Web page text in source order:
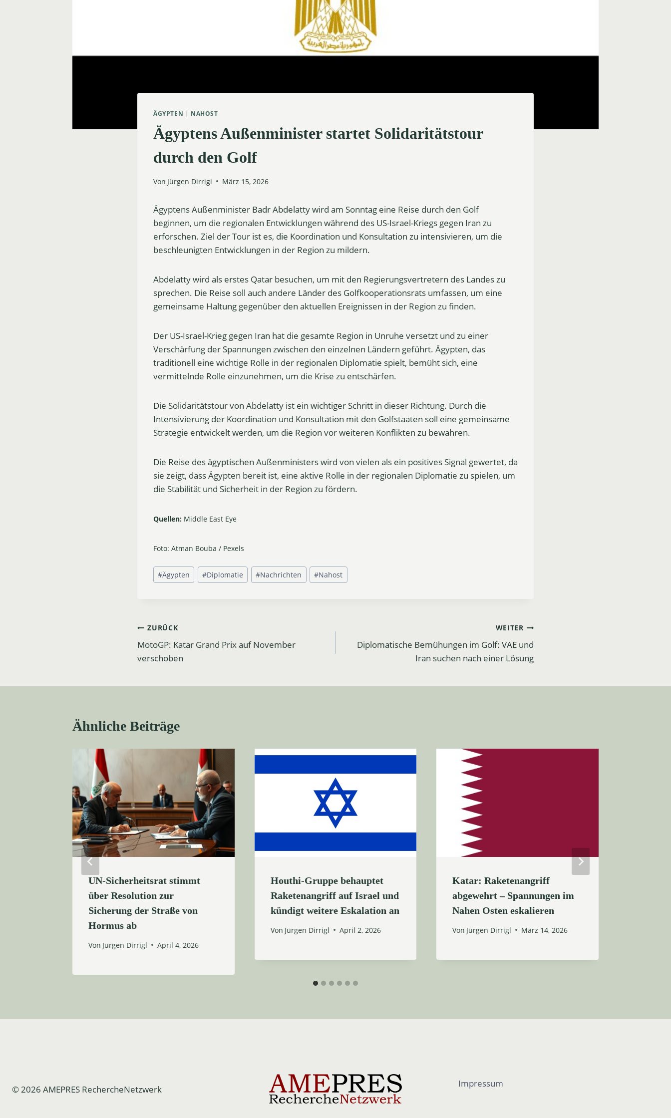
ÄGYPTEN | NAHOST
Ägyptens Außenminister startet Solidaritätstour
durch den Golf
Von Jürgen Dirrigl März 15, 2026
Ägyptens Außenminister Badr Abdelatty wird am Sonntag eine Reise durch den Golf
beginnen, um die regionalen Entwicklungen während des US-Israel-Kriegs gegen Iran zu
erforschen. Ziel der Tour ist es, die Koordination und Konsultation zu intensivieren, um die
beschleunigten Entwicklungen in der Region zu mildern.
Abdelatty wird als erstes Qatar besuchen, um mit den Regierungsvertretern des Landes zu
sprechen. Die Reise soll auch andere Länder des Golfkooperationsrats umfassen, um eine
gemeinsame Haltung gegenüber den aktuellen Ereignissen in der Region zu finden.
Der US-Israel-Krieg gegen Iran hat die gesamte Region in Unruhe versetzt und zu einer
Verschärfung der Spannungen zwischen den einzelnen Ländern geführt. Ägypten, das
traditionell eine wichtige Rolle in der regionalen Diplomatie spielt, bemüht sich, eine
vermittelnde Rolle einzunehmen, um die Krise zu entschärfen.
Die Solidaritätstour von Abdelatty ist ein wichtiger Schritt in dieser Richtung. Durch die
Intensivierung der Koordination und Konsultation mit den Golfstaaten soll eine gemeinsame
Strategie entwickelt werden, um die Region vor weiteren Konflikten zu bewahren.
Die Reise des ägyptischen Außenministers wird von vielen als ein positives Signal gewertet, da
sie zeigt, dass Ägypten bereit ist, eine aktive Rolle in der regionalen Diplomatie zu spielen, um
die Stabilität und Sicherheit in der Region zu fördern.
Quellen: Middle East Eye
Foto: Atman Bouba / Pexels
Schlagworte:
#Ägypten #Diplomatie #Nachrichten #Nahost
Beitrags-
Navigation
ZURÜCK
MotoGP: Katar Grand Prix auf November
verschoben
WEITER
Diplomatische Bemühungen im Golf: VAE und
Iran suchen nach einer Lösung
Ähnliche Beiträge
UN-Sicherheitsrat stimmt
über Resolution zur
Sicherung der Straße von
Hormus ab
Von Jürgen Dirrigl April 4, 2026
Houthi-Gruppe behauptet
Raketenangriff auf Israel und
kündigt weitere Eskalation an
Von Jürgen Dirrigl April 2, 2026
Katar: Raketenangriff
abgewehrt – Spannungen im
Nahen Osten eskalieren
Von Jürgen Dirrigl März 14, 2026
© 2026 AMEPRES RechercheNetzwerk
Impressum